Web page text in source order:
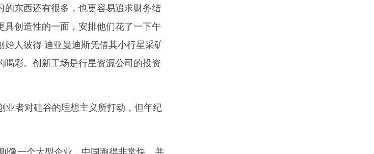
东西还有很多，也更容易追求财务结
创造性的一面，安排他们花了一下午
人彼得·迪亚曼迪斯凭借其小行星采矿
彩。创新工场是行星资源公司的投资
者对硅谷的理想主义所打动，但年纪
一个大型企业，中国跑得非常快，并